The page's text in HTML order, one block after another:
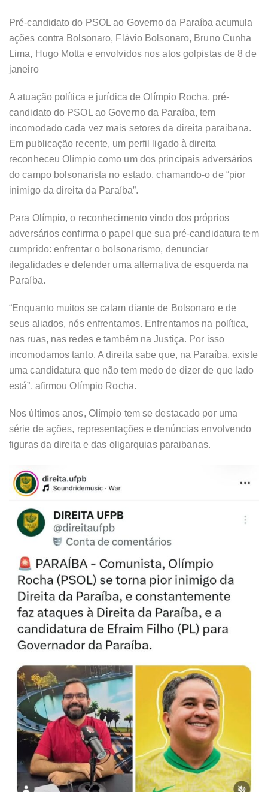
Pré-candidato do PSOL ao Governo da Paraíba acumula
ações contra Bolsonaro, Flávio Bolsonaro, Bruno Cunha
Lima, Hugo Motta e envolvidos nos atos golpistas de 8 de
janeiro
A atuação política e jurídica de Olímpio Rocha, pré-
candidato do PSOL ao Governo da Paraíba, tem
incomodado cada vez mais setores da direita paraibana.
Em publicação recente, um perfil ligado à direita
reconheceu Olímpio como um dos principais adversários
do campo bolsonarista no estado, chamando-o de “pior
inimigo da direita da Paraíba”.
Para Olímpio, o reconhecimento vindo dos próprios
adversários confirma o papel que sua pré-candidatura tem
cumprido: enfrentar o bolsonarismo, denunciar
ilegalidades e defender uma alternativa de esquerda na
Paraíba.
“Enquanto muitos se calam diante de Bolsonaro e de
seus aliados, nós enfrentamos. Enfrentamos na política,
nas ruas, nas redes e também na Justiça. Por isso
incomodamos tanto. A direita sabe que, na Paraíba, existe
uma candidatura que não tem medo de dizer de que lado
está”, afirmou Olímpio Rocha.
Nos últimos anos, Olímpio tem se destacado por uma
série de ações, representações e denúncias envolvendo
figuras da direita e das oligarquias paraibanas.